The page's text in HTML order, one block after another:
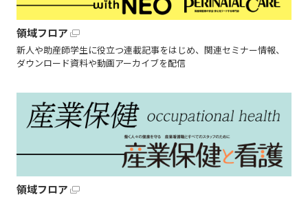
領域フロア
新人や助産師学生に役立つ連載記事をはじめ、関連セミナー情報、
ダウンロード資料や動画アーカイブを配信
領域フロア